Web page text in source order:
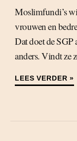
Moslimfundi’s
vrouwen en
Dat doet de SGP
anders. Vindt ze
LEES VERDER »